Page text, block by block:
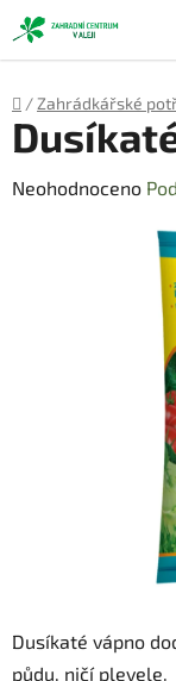
Přejít
na
obsah
Domů
/ Zahrádkářské
Dusíkaté vápno
půdu, ničí plevele.
Průměrné
Neohodnoceno